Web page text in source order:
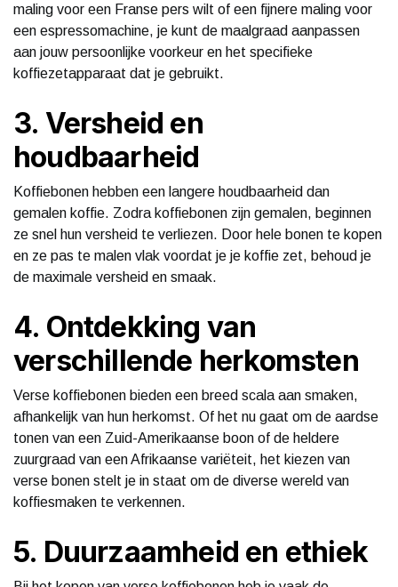
maling voor een Franse pers wilt of een fijnere maling voor
een espressomachine, je kunt de maalgraad aanpassen
aan jouw persoonlijke voorkeur en het specifieke
koffiezetapparaat dat je gebruikt.
3. Versheid en
houdbaarheid
Koffiebonen hebben een langere houdbaarheid dan
gemalen koffie. Zodra koffiebonen zijn gemalen, beginnen
ze snel hun versheid te verliezen. Door hele bonen te kopen
en ze pas te malen vlak voordat je je koffie zet, behoud je
de maximale versheid en smaak.
4. Ontdekking van
verschillende herkomsten
Verse koffiebonen bieden een breed scala aan smaken,
afhankelijk van hun herkomst. Of het nu gaat om de aardse
tonen van een Zuid-Amerikaanse boon of de heldere
zuurgraad van een Afrikaanse variëteit, het kiezen van
verse bonen stelt je in staat om de diverse wereld van
koffiesmaken te verkennen.
5. Duurzaamheid en ethiek